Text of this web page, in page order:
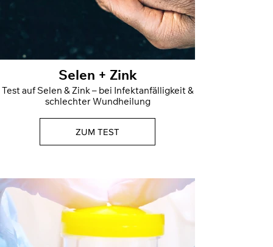
Selen + Zink
Test auf Selen & Zink – bei Infektanfälligkeit &
schlechter Wundheilung
ZUM TEST